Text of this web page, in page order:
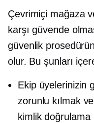
Çevrimiçi mağaza
karşı güvende
güvenlik
olur. Bu şunları
Ekip üyelerinizin
zorunlu kılmak ve
kimlik doğrulama